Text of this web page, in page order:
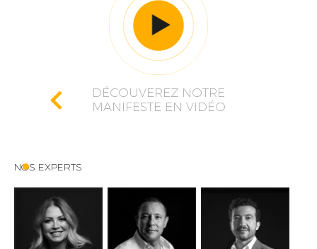
DÉCOUVEREZ NOTRE
MANIFESTE EN VIDÉO
NOS EXPERTS